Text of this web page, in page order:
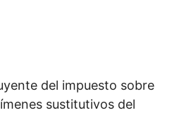
del impuesto sobre
sustitutivos del